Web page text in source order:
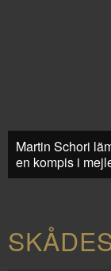
Martin Schori
en kompis i